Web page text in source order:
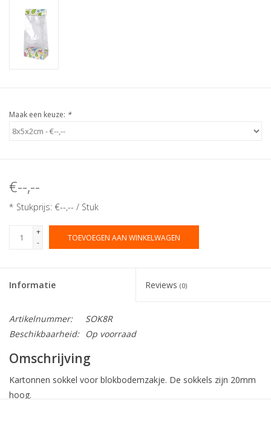
Catalogus: luxe dozen
Maak een keuze: *
€--,--
* Stukprijs: €--,-- / Stuk
+
-
TOEVOEGEN AAN WINKELWAGEN
Informatie Reviews (0)
Artikelnummer:
SOK8R
Beschikbaarheid:
Op voorraad
Omschrijving
Kartonnen sokkel voor blokbodemzakje. De sokkels zijn 20mm
hoog.